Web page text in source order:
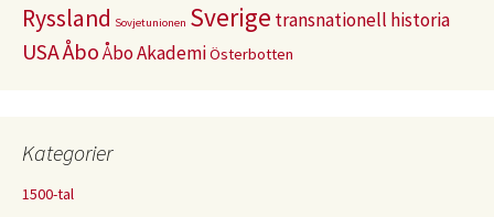
Ryssland Sovjetunionen Sverige transnationell historia
USAÅboÅbo AkademiÖsterbotten
Kategorier
1500-tal